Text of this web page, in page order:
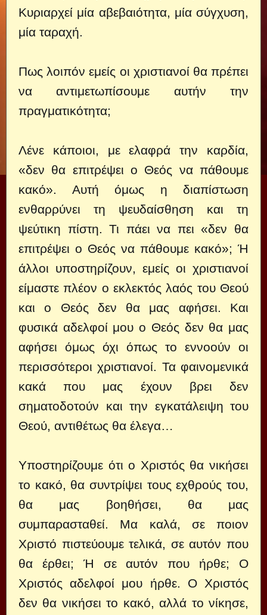
Κυριαρχεί μία αβεβαιότητα, μία σύγχυση,
μία ταραχή.
Πως λοιπόν εμείς οι χριστιανοί θα πρέπει
να αντιμετωπίσουμε αυτήν την
πραγματικότητα;
Λένε κάποιοι, με ελαφρά την καρδία,
«δεν θα επιτρέψει ο Θεός να πάθουμε
κακό». Αυτή όμως η διαπίστωση
ενθαρρύνει τη ψευδαίσθηση και τη
ψεύτικη πίστη. Τι πάει να πει «δεν θα
επιτρέψει ο Θεός να πάθουμε κακό»; Ή
άλλοι υποστηρίζουν, εμείς οι χριστιανοί
είμαστε πλέον ο εκλεκτός λαός του Θεού
και ο Θεός δεν θα μας αφήσει. Και
φυσικά αδελφοί μου ο Θεός δεν θα μας
αφήσει όμως όχι όπως το εννοούν οι
περισσότεροι χριστιανοί. Τα φαινομενικά
κακά που μας έχουν βρει δεν
σηματοδοτούν και την εγκατάλειψη του
Θεού, αντιθέτως θα έλεγα…
Υποστηρίζουμε ότι ο Χριστός θα νικήσει
το κακό, θα συντρίψει τους εχθρούς του,
θα μας βοηθήσει, θα μας
συμπαρασταθεί. Μα καλά, σε ποιον
Χριστό πιστεύουμε τελικά, σε αυτόν που
θα έρθει; Ή σε αυτόν που ήρθε; Ο
Χριστός αδελφοί μου ήρθε. Ο Χριστός
δεν θα νικήσει το κακό, αλλά το νίκησε,